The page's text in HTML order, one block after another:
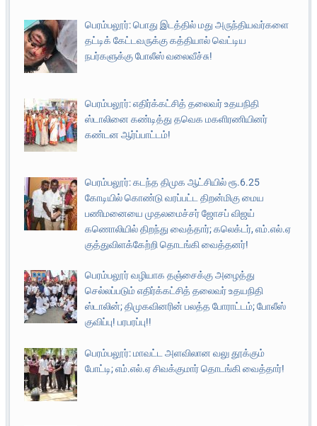
பெரம்பலூர்: பொது இடத்தில் மது அருந்தியவர்களை
தட்டிக் கேட்டவருக்கு கத்தியால் வெட்டிய
நபர்களுக்கு போலீஸ் வலைவீச்சு!
பெரம்பலூர்: எதிர்க்கட்சித் தலைவர் உதயநிதி
ஸ்டாலினை கண்டித்து தவெக மகளிரணியினர்
கண்டன ஆர்ப்பாட்டம்!
பெரம்பலூர்: கடந்த திமுக ஆட்சியில் ரூ.6.25
கோடியில் கொண்டு வரப்பட்ட திறன்மிகு மைய
பணிமனையை முதலமைச்சர் ஜோசப் விஜய்
கணொலியில் திறந்து வைத்தார்; கலெக்டர், எம்.எல்.ஏ
குத்துவிளக்கேற்றி தொடங்கி வைத்தனர்!
பெரம்பலூர் வழியாக தஞ்சைக்கு அழைத்து
செல்லப்படும் எதிர்க்கட்சித் தலைவர் உதயநிதி
ஸ்டாலின்; திமுகவினரின் பலத்த போராட்டம்; போலீஸ்
குவிப்பு! பரபரப்பு!!
பெரம்பலூர்: மாவட்ட அளவிலான வலு தூக்கும்
போட்டி; எம்.எல்.ஏ சிவக்குமார் தொடங்கி வைத்தார்!